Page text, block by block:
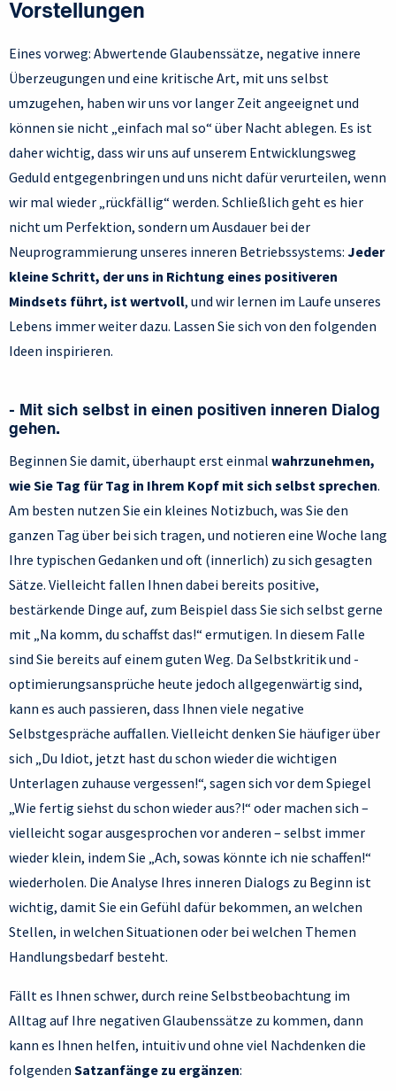
Vorstellungen
Eines vorweg: Abwertende Glaubenssätze, negative innere
Überzeugungen und eine kritische Art, mit uns selbst
umzugehen, haben wir uns vor langer Zeit angeeignet und
können sie nicht „einfach mal so“ über Nacht ablegen. Es ist
daher wichtig, dass wir uns auf unserem Entwicklungsweg
Geduld entgegenbringen und uns nicht dafür verurteilen, wenn
wir mal wieder „rückfällig“ werden. Schließlich geht es hier
nicht um Perfektion, sondern um Ausdauer bei der
Neuprogrammierung unseres inneren Betriebssystems: Jeder
kleine Schritt, der uns in Richtung eines positiveren
Mindsets führt, ist wertvoll, und wir lernen im Laufe unseres
Lebens immer weiter dazu. Lassen Sie sich von den folgenden
Ideen inspirieren.
- Mit sich selbst in einen positiven inneren Dialog
gehen.
Beginnen Sie damit, überhaupt erst einmal wahrzunehmen,
wie Sie Tag für Tag in Ihrem Kopf mit sich selbst sprechen.
Am besten nutzen Sie ein kleines Notizbuch, was Sie den
ganzen Tag über bei sich tragen, und notieren eine Woche lang
Ihre typischen Gedanken und oft (innerlich) zu sich gesagten
Sätze. Vielleicht fallen Ihnen dabei bereits positive,
bestärkende Dinge auf, zum Beispiel dass Sie sich selbst gerne
mit „Na komm, du schaffst das!“ ermutigen. In diesem Falle
sind Sie bereits auf einem guten Weg. Da Selbstkritik und -
optimierungsansprüche heute jedoch allgegenwärtig sind,
kann es auch passieren, dass Ihnen viele negative
Selbstgespräche auffallen. Vielleicht denken Sie häufiger über
sich „Du Idiot, jetzt hast du schon wieder die wichtigen
Unterlagen zuhause vergessen!“, sagen sich vor dem Spiegel
„Wie fertig siehst du schon wieder aus?!“ oder machen sich –
vielleicht sogar ausgesprochen vor anderen – selbst immer
wieder klein, indem Sie „Ach, sowas könnte ich nie schaffen!“
wiederholen. Die Analyse Ihres inneren Dialogs zu Beginn ist
wichtig, damit Sie ein Gefühl dafür bekommen, an welchen
Stellen, in welchen Situationen oder bei welchen Themen
Handlungsbedarf besteht.
Fällt es Ihnen schwer, durch reine Selbstbeobachtung im
Alltag auf Ihre negativen Glaubenssätze zu kommen, dann
kann es Ihnen helfen, intuitiv und ohne viel Nachdenken die
folgenden Satzanfänge zu ergänzen: